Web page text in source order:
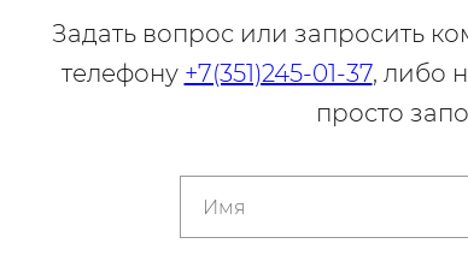
Задать вопрос или запросить
телефону +7(351)245-01-37, либо
просто